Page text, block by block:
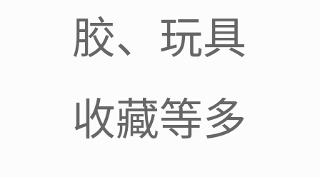
胶、玩具
收藏等多